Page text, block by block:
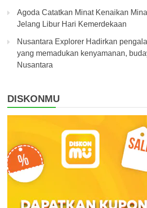
Agoda Catatkan Minat Kenaikan
Jelang Libur Hari Kemerdekaan
Nusantara Explorer Hadirkan
yang memadukan kenyamanan,
Nusantara
DISKONMU